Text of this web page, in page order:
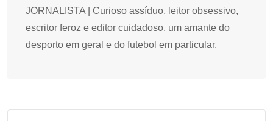
JORNALISTA | Curioso assíduo, leitor obsessivo,
escritor feroz e editor cuidadoso, um amante do
desporto em geral e do futebol em particular.